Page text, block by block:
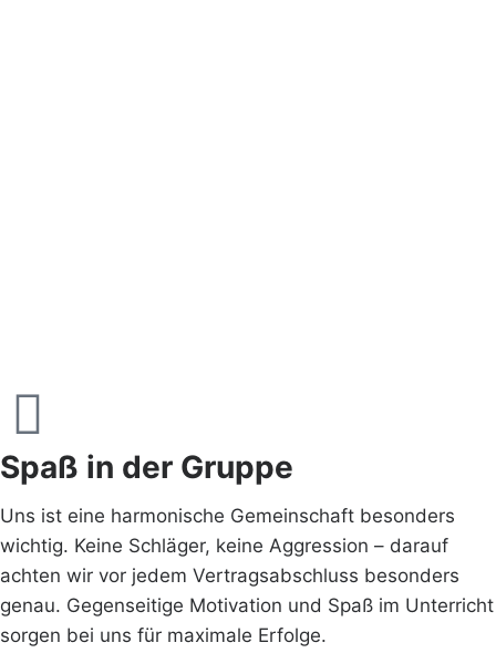
Spaß in der Gruppe
Uns ist eine harmonische Gemeinschaft besonders
wichtig. Keine Schläger, keine Aggression – darauf
achten wir vor jedem Vertragsabschluss besonders
genau. Gegenseitige Motivation und Spaß im Unterricht
sorgen bei uns für maximale Erfolge.